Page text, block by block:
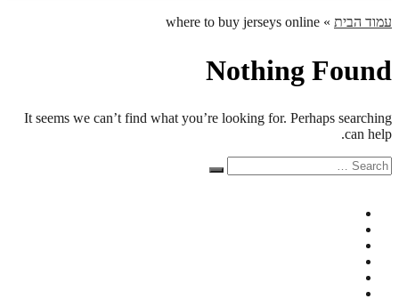
עמוד הבית »
where to buy jerseys online
Nothing Found
It seems we can’t find what you’re looking for. Perhaps searching
can help.
Search
for:
Search